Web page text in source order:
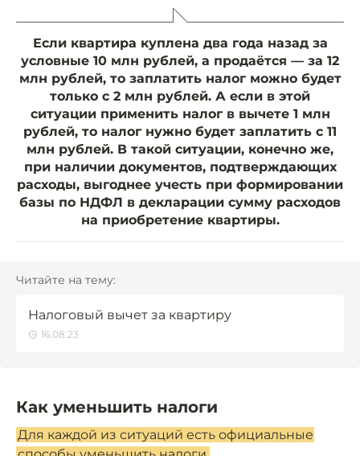
Если квартира куплена два года назад за
условные 10 млн рублей, а продаётся — за 12
млн рублей, то заплатить налог можно будет
только с 2 млн рублей. А если в этой
ситуации применить налог в вычете 1 млн
рублей, то налог нужно будет заплатить с 11
млн рублей. В такой ситуации, конечно же,
при наличии документов, подтверждающих
расходы, выгоднее учесть при формировании
базы по НДФЛ в декларации сумму расходов
на приобретение квартиры.
Читайте на тему:
Налоговый вычет за квартиру
16.08.23
Как уменьшить налоги
Для каждой из ситуаций есть официальные